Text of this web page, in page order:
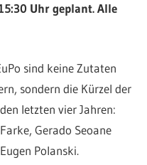
Uhr geplant. Alle
sind keine Zutaten
sondern die Kürzel der
letzten vier Jahren:
Gerado Seoane
Polanski.